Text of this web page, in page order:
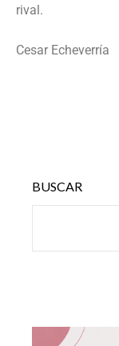
rival.
Cesar Echeverría
BUSCAR